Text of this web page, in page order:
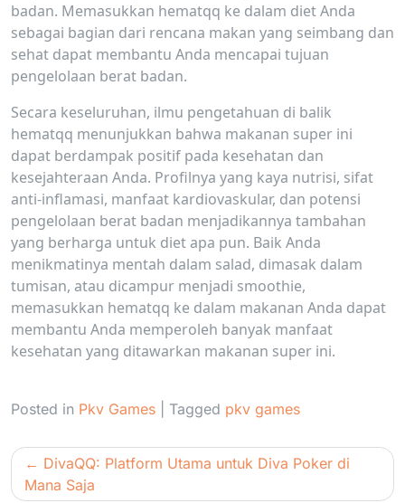
badan. Memasukkan hematqq ke dalam diet Anda
sebagai bagian dari rencana makan yang seimbang dan
sehat dapat membantu Anda mencapai tujuan
pengelolaan berat badan.
Secara keseluruhan, ilmu pengetahuan di balik
hematqq menunjukkan bahwa makanan super ini
dapat berdampak positif pada kesehatan dan
kesejahteraan Anda. Profilnya yang kaya nutrisi, sifat
anti-inflamasi, manfaat kardiovaskular, dan potensi
pengelolaan berat badan menjadikannya tambahan
yang berharga untuk diet apa pun. Baik Anda
menikmatinya mentah dalam salad, dimasak dalam
tumisan, atau dicampur menjadi smoothie,
memasukkan hematqq ke dalam makanan Anda dapat
membantu Anda memperoleh banyak manfaat
kesehatan yang ditawarkan makanan super ini.
Posted in Pkv Games Tagged pkv games
Post
navigation
DivaQQ: Platform Utama untuk Diva Poker di
Mana Saja